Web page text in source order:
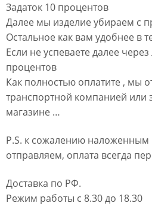
Задаток 10 процентов
Далее мы изделие убираем с
Остальное как вам удобнее в
Если не успеваете далее
процентов
Как полностью оплатите , мы
транспортной компанией или
магазине …
P.S. к сожалению наложенным
отправляем, оплата всегда
Доставка по РФ.
Режим работы с 8.30 до 18.30